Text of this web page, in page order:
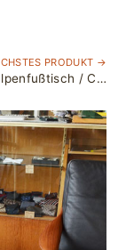
PRODUKT →
Kleiner Tulpenfußtisch / Chrom